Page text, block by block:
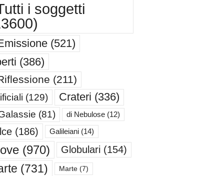
i soggetti
(521)
(386)
(211)
(129) Crateri (336)
(81) di Nebulose(12)
(186) Galileiani(14)
(970) Globulari (154)
(731) Marte(7)